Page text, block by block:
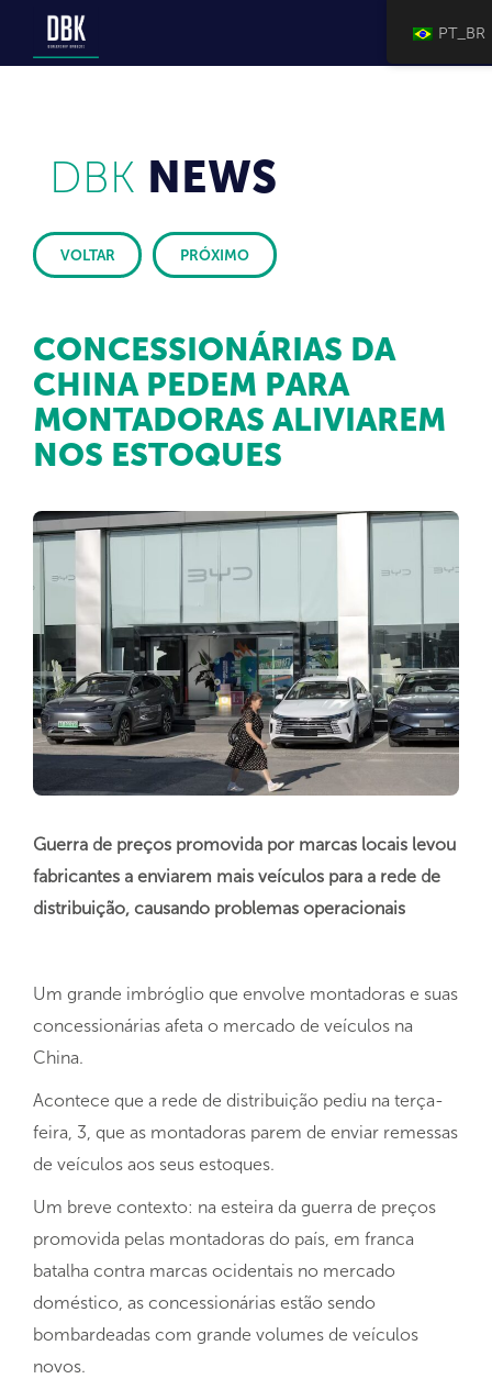
DBK NEWS
VOLTAR PRÓXIMO
CONCESSIONÁRIAS DA
CHINA PEDEM PARA
MONTADORAS ALIVIAREM
NOS ESTOQUES
Guerra de preços promovida por marcas locais levou
fabricantes a enviarem mais veículos para a rede de
distribuição, causando problemas operacionais
Um grande imbróglio que envolve montadoras e suas
concessionárias afeta o mercado de veículos na
China.
Acontece que a rede de distribuição pediu na terça-
feira, 3, que as montadoras parem de enviar remessas
de veículos aos seus estoques.
Um breve contexto: na esteira da guerra de preços
promovida pelas montadoras do país, em franca
batalha contra marcas ocidentais no mercado
doméstico, as concessionárias estão sendo
bombardeadas com grande volumes de veículos
novos.
PT_BR